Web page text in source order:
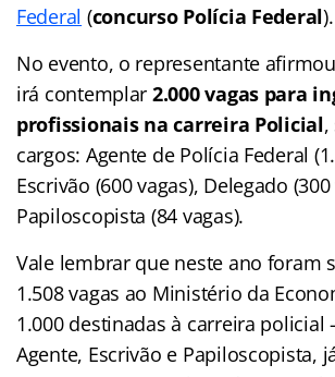
Federal (concurso Polícia Federal).
No evento, o representante
irá contemplar 2.000 vagas para
profissionais na carreira Policial,
cargos: Agente de Polícia Federal
Escrivão (600 vagas), Delegado
Papiloscopista (84 vagas).
Vale lembrar que neste ano foram
1.508 vagas ao Ministério da
1.000 destinadas à carreira policial
Agente, Escrivão e Papiloscopista,